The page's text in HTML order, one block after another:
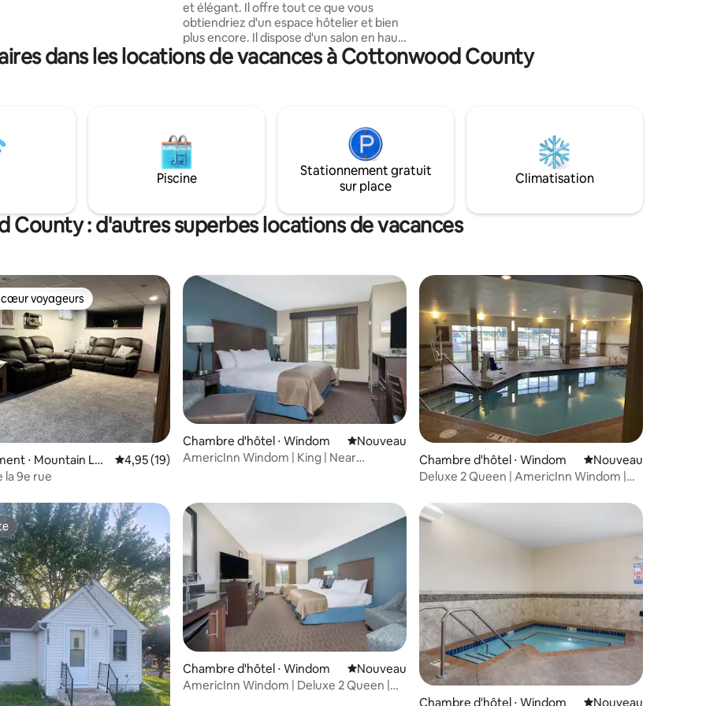
mangeoires. Vous
la propriété et la maison !
et élégant. Il offre tout ce que vous
obtiendriez d'un espace hôtelier et bien
plus encore. Il dispose d'un salon en haut
des escaliers avec concept ouvert sur la
cuisine. Chambre queen size au même
une chambre simple et une salle de bain
avec douche.
dans les locations de vacances à Cottonwood County
Piscine
Stationnement gratuit
sur place
Climatisation
: d'autres superbes locations de vacances
cœur voyageurs
voyageurs
⋅ Mountain Lak
Évaluation moyenne sur la base de 19 commentaires : 4,95 sur 5
4,95 (19)
la 9e rue
Chambre d'hôtel ⋅ Windom Nouvel hébergement
Nouveau
AmericInn Windom | King | Near
Chambre d'hôtel ⋅ Windom Nouvel hébergement
Nouveau
Deluxe 2 Queen | AmericInn Windom |
Chambre d'hôtel ⋅ Windom Nouvel hébergement
Nouveau
AmericInn Windom | Deluxe 2 Queen |
Chambre d'hôtel ⋅ Windom Nouvel hébergement
Nouveau